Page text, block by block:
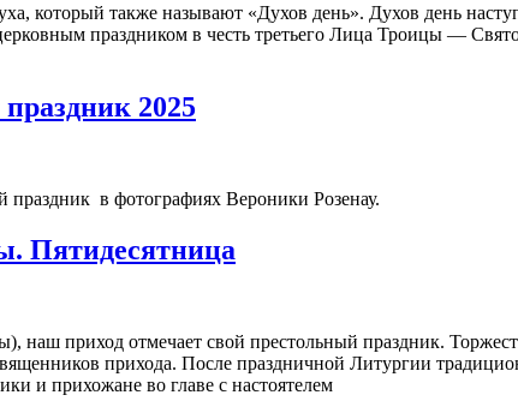
который также называют «Духов день». Духов день
праздником в честь третьего Лица Троицы —
2025
в фотографиях Вероники Розенау.
Пятидесятница
приход отмечает свой престольный праздник.
прихода. После праздничной Литургии
и прихожане во главе с настоятелем